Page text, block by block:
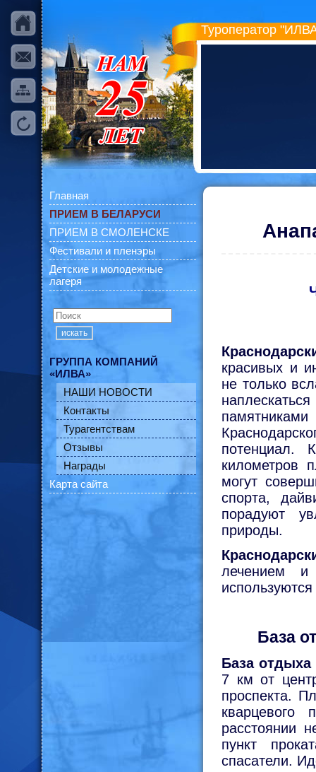
Туроператор
Главная
ПРИЕМ В БЕЛАРУСИ
ПРИЕМ В СМОЛЕНСКЕ
Фестивали и пленэры
Детские и молодежные
лагеря
искать
ГРУППА КОМПАНИЙ
«ИЛВА»
НАШИ НОВОСТИ
Контакты
Турагентствам
Отзывы
Награды
Карта сайта
красивых и
не только
потенциал.
километров
могут
спорта,
порадуют
природы.
лечением и
База
База
7 км от
проспекта.
кварцевого
расстоянии
пункт
спасатели.